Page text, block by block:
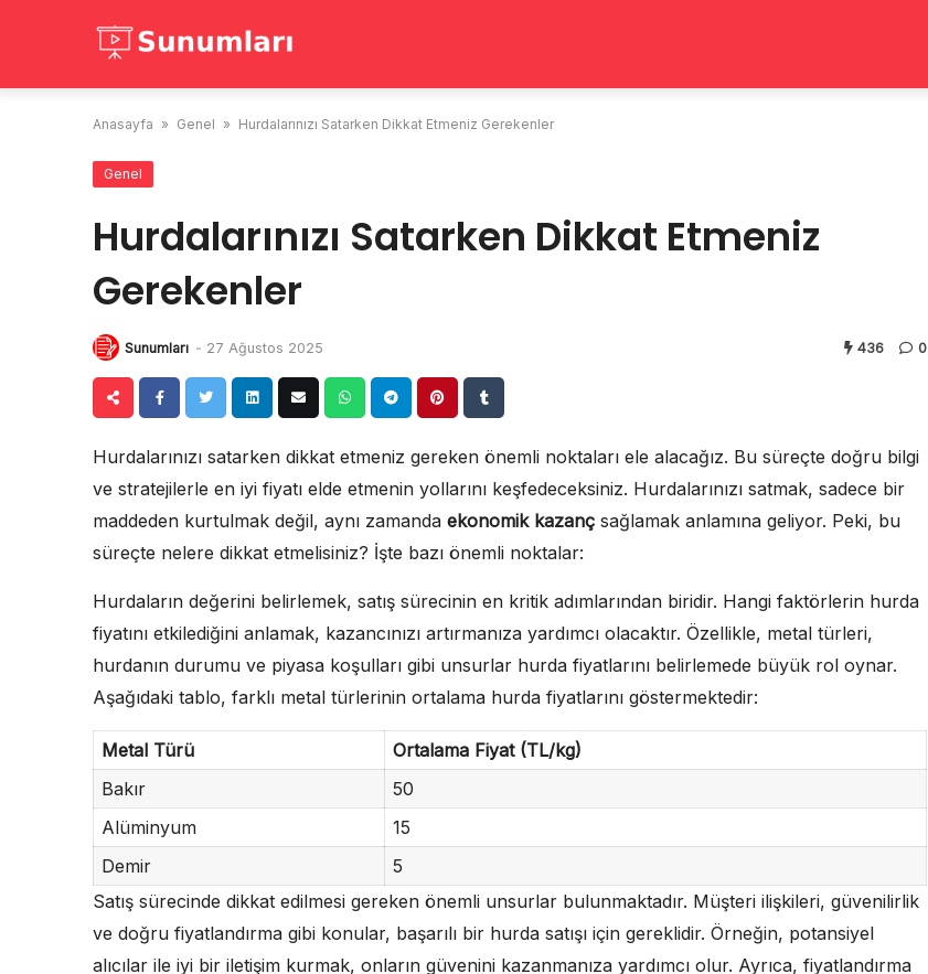
Anasayfa » Genel » Hurdalarınızı Satarken Dikkat Etmeniz Gerekenler
Genel
Hurdalarınızı Satarken Dikkat Etmeniz
Gerekenler
Sunumları - 27 Ağustos 2025 436 0
Hurdalarınızı satarken dikkat etmeniz gereken önemli noktaları ele alacağız. Bu süreçte doğru bilgi
ve stratejilerle en iyi fiyatı elde etmenin yollarını keşfedeceksiniz. Hurdalarınızı satmak, sadece bir
maddeden kurtulmak değil, aynı zamanda ekonomik kazanç sağlamak anlamına geliyor. Peki, bu
süreçte nelere dikkat etmelisiniz? İşte bazı önemli noktalar:
Hurdaların değerini belirlemek, satış sürecinin en kritik adımlarından biridir. Hangi faktörlerin hurda
fiyatını etkilediğini anlamak, kazancınızı artırmanıza yardımcı olacaktır. Özellikle, metal türleri,
hurdanın durumu ve piyasa koşulları gibi unsurlar hurda fiyatlarını belirlemede büyük rol oynar.
Aşağıdaki tablo, farklı metal türlerinin ortalama hurda fiyatlarını göstermektedir:
Metal Türü
Ortalama Fiyat (TL/kg)
Bakır
50
Alüminyum
15
Demir
5
Satış sürecinde dikkat edilmesi gereken önemli unsurlar bulunmaktadır. Müşteri ilişkileri, güvenilirlik
ve doğru fiyatlandırma gibi konular, başarılı bir hurda satışı için gereklidir. Örneğin, potansiyel
alıcılar ile iyi bir iletişim kurmak, onların güvenini kazanmanıza yardımcı olur. Ayrıca, fiyatlandırma